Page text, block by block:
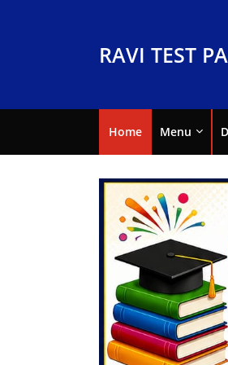
Home Menu